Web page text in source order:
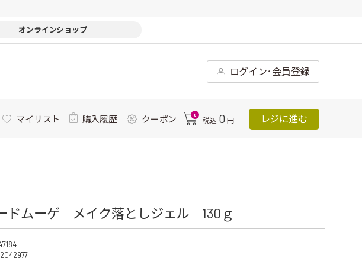
オンラインショップ
ログイン･会員登録
マイリスト 購入履歴 クーポン 0
税込 0 円 レジに進む
ドムーゲ メイク落としジェル 130ｇ